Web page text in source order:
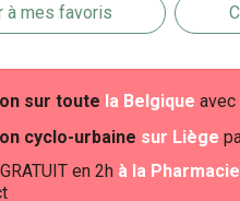
à mes favoris
sur toute la Belgique
cyclo-urbaine sur Liège
en 2h à la